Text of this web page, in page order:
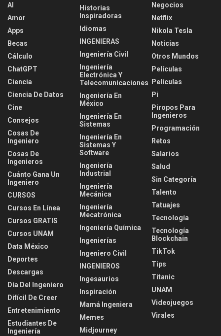
AI
Amor
Apps
Becas
Cálculo
ChatGPT
Ciencia
Ciencia De Datos
Cine
Consejos
Cosas De
Ingeniero
Cosas De
Ingenieros
Cuánto Gana Un
Ingeniero
CURSOS
Cursos En Línea
Cursos GRATIS
Cursos UNAM
Data México
Deportes
Descargas
Día Del Ingeniero
Difícil De Creer
Entretenimiento
Estudiantes De
Ingeniería
Historias
Inspiradoras
Idiomas
INGENIERAS
Ingeniería Civil
Ingeniería
Electrónica Y
Telecomunicaciones
Ingeniería En
México
Ingeniería En
Sistemas
Ingeniería En
Sistemas Y
Software
Ingeniería
Industrial
Ingeniería
Mecánica
Ingeniería
Mecatrónica
Ingeniería Química
Ingenierías
Ingeniero Civil
INGENIEROS
Ingesaurios
Inspiración
Mamá Ingeniera
Memes
Midjourney
Negocios
Netflix
Nikola Tesla
Noticias
Otros Mundos
Películas
Películas
Pi
Piropos Para
Ingenieros
Programación
Retos
Salarios
Salud
Sin Categoría
Talento
Tatuajes
Tecnología
Tecnología
Blockchain
TikTok
Tips
Titanic
UNAM
Videojuegos
Virales